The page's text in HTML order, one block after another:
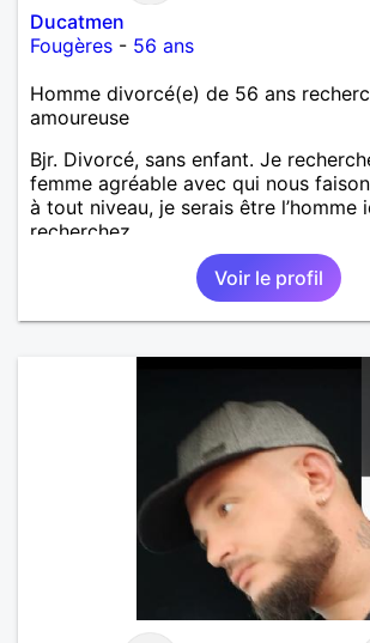
Ducatmen
Fougères - 56 ans
Homme divorcé(e) de 56 ans
amoureuse
Bjr. Divorcé, sans enfant. Je
femme agréable avec qui nous
à tout niveau, je serais être l’homme
recherchez.
Voir le profil